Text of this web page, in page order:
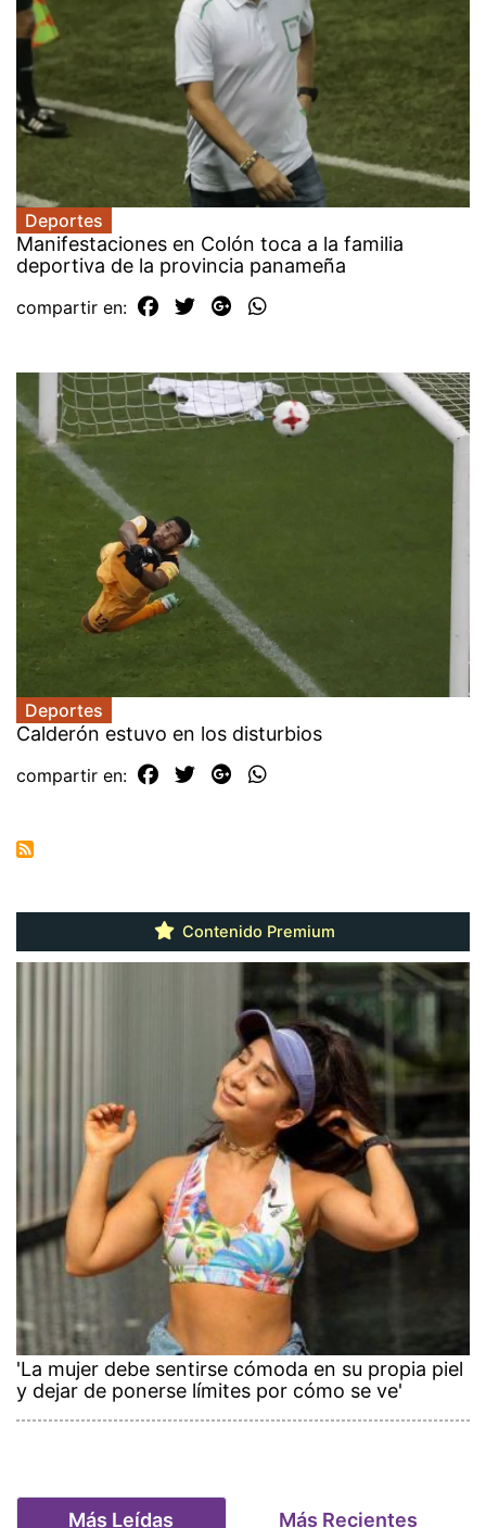
Deportes
Manifestaciones en Colón toca a la familia
deportiva de la provincia panameña
compartir en:
Deportes
Calderón estuvo en los disturbios
compartir en:
Contenido Premium
'La mujer debe sentirse cómoda en su propia piel
y dejar de ponerse límites por cómo se ve'
Más Leídas Más Recientes